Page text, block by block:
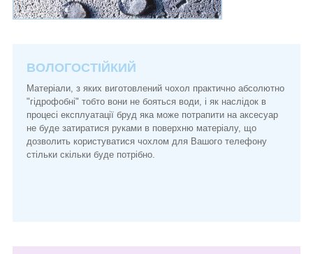
ВОЛОГОСТІЙКИЙ
Матеріали, з яких виготовлений чохол практично абсолютно
"гідрофобні" тобто вони не бояться води, і як наслідок в
процесі експлуатації бруд яка може потрапити на аксесуар
не буде затиратися руками в поверхню матеріалу, що
дозволить користуватися чохлом для Вашого телефону
стільки скільки буде потрібно.